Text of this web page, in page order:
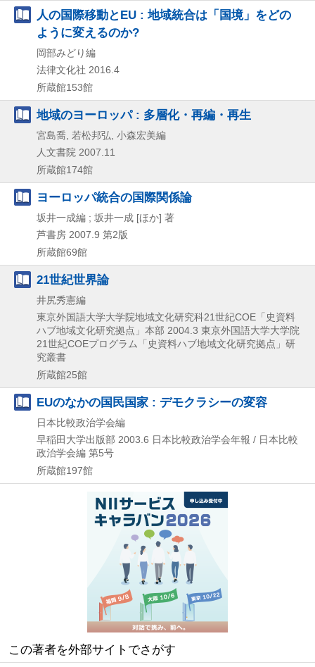
人の国際移動とEU : 地域統合は「国境」をどの
ように変えるのか?
岡部みどり編
法律文化社 2016.4
所蔵館153館
地域のヨーロッパ : 多層化・再編・再生
宮島喬, 若松邦弘, 小森宏美編
人文書院 2007.11
所蔵館174館
ヨーロッパ統合の国際関係論
坂井一成編 ; 坂井一成 [ほか] 著
芦書房 2007.9 第2版
所蔵館69館
21世紀世界論
井尻秀憲編
東京外国語大学大学院地域文化研究科21世紀COE「史資料
ハブ地域文化研究拠点」本部 2004.3 東京外国語大学大学院
21世紀COEプログラム「史資料ハブ地域文化研究拠点」研
究叢書
所蔵館25館
EUのなかの国民国家 : デモクラシーの変容
日本比較政治学会編
早稲田大学出版部 2003.6 日本比較政治学会年報 / 日本比較
政治学会編 第5号
所蔵館197館
この著者を外部サイトでさがす